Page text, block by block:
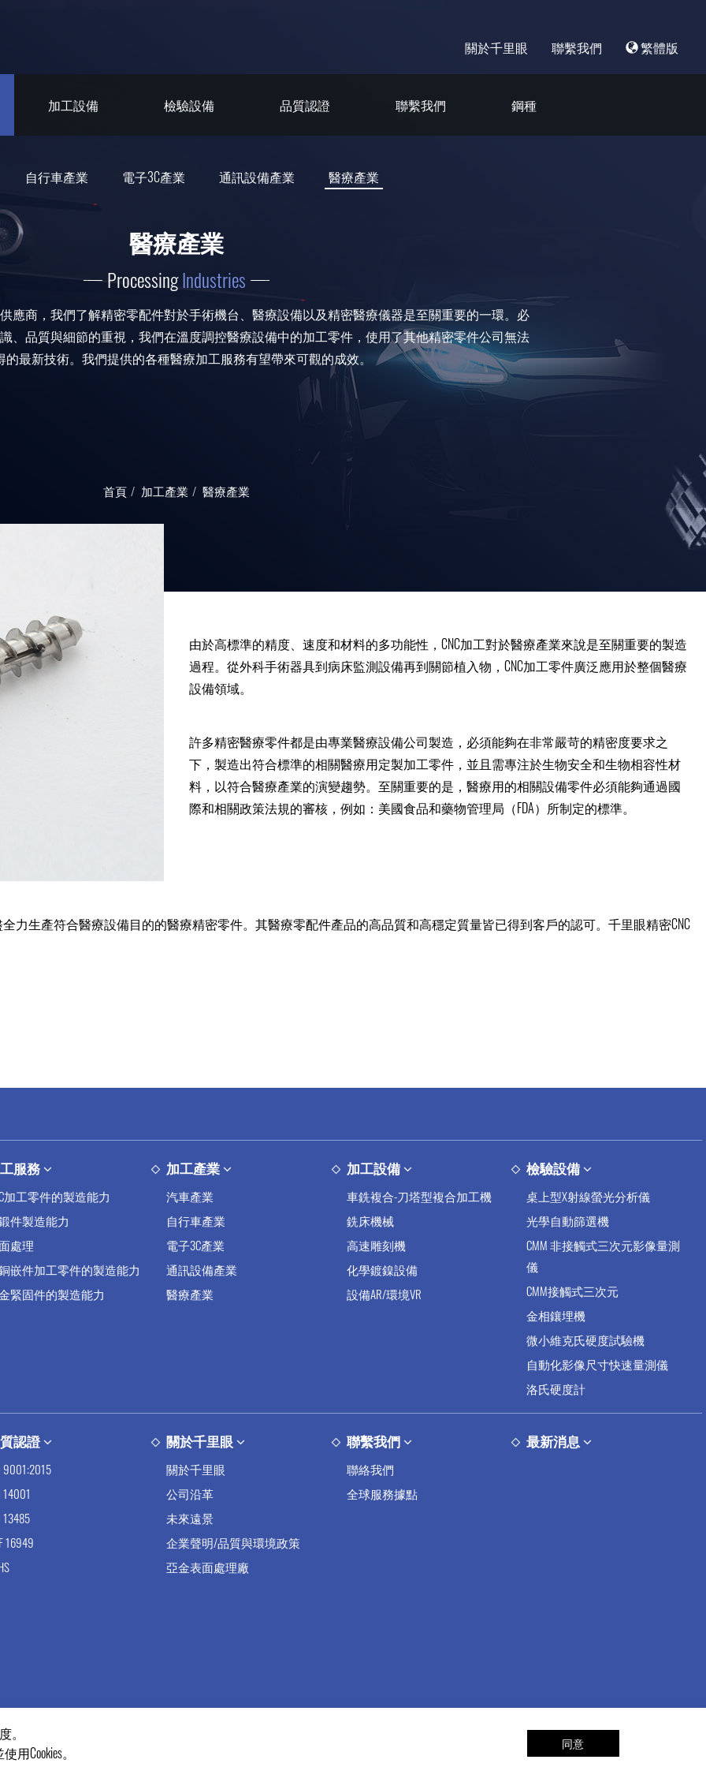
關於千里眼 聯繫我們 繁體版
加工設備 檢驗設備 品質認證 聯繫我們 鋼種
自行車產業 電子3C產業 通訊設備產業 醫療產業
醫療產業
ProcessingIndustries
應商，我們了解精密零配件對於手術機台、醫療設備以及精密醫療儀器是至關重要的一環。必
、品質與細節的重視，我們在溫度調控醫療設備中的加工零件，使用了其他精密零件公司無法
的最新技術。我們提供的各種醫療加工服務有望帶來可觀的成效。
首頁 加工產業 醫療產業
由於高標準的精度、速度和材料的多功能性，CNC加工對於醫療產業來說是至關重要的製造
過程。從外科手術器具到病床監測設備再到關節植入物，CNC加工零件廣泛應用於整個醫療
設備領域。
許多精密醫療零件都是由專業醫療設備公司製造，必須能夠在非常嚴苛的精密度要求之
下，製造出符合標準的相關醫療用定製加工零件，並且需專注於生物安全和生物相容性材
料，以符合醫療產業的演變趨勢。至關重要的是，醫療用的相關設備零件必須能夠通過國
際和相關政策法規的審核，例如：美國食品和藥物管理局（FDA）所制定的標準。
力生產符合醫療設備目的的醫療精密零件。其醫療零配件產品的高品質和高穩定質量皆已得到客戶的認可。千里眼精密CNC
服務
加工零件的製造能力
件製造能力
處理
嵌件加工零件的製造能力
緊固件的製造能力
加工產業
汽車產業
自行車產業
電子3C產業
通訊設備產業
醫療產業
加工設備
車銑複合-刀塔型複合加工機
銑床機械
高速雕刻機
化學鍍鎳設備
設備AR/環境VR
檢驗設備
桌上型X射線螢光分析儀
光學自動篩選機
CMM 非接觸式三次元影像量測
儀
CMM接觸式三次元
金相鑲埋機
微小維克氏硬度試驗機
自動化影像尺寸快速量測儀
洛氏硬度計
認證
9001:2015
14001
13485
16949
關於千里眼
關於千里眼
公司沿革
未來遠景
企業聲明/品質與環境政策
亞金表面處理廠
聯繫我們
聯絡我們
全球服務據點
最新消息
B2BManufactures
。
Cookies。
同意